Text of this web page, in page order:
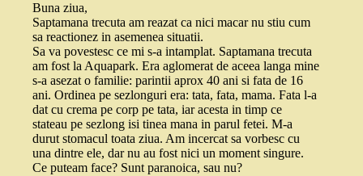
Buna ziua,
Saptamana trecuta am reazat ca nici macar nu stiu cum
sa reactionez in asemenea situatii.
Sa va povestesc ce mi s-a intamplat. Saptamana trecuta
am fost la Aquapark. Era aglomerat de aceea langa mine
s-a asezat o familie: parintii aprox 40 ani si fata de 16
ani. Ordinea pe sezlonguri era: tata, fata, mama. Fata l-a
dat cu crema pe corp pe tata, iar acesta in timp ce
stateau pe sezlong isi tinea mana in parul fetei. M-a
durut stomacul toata ziua. Am incercat sa vorbesc cu
una dintre ele, dar nu au fost nici un moment singure.
Ce puteam face? Sunt paranoica, sau nu?